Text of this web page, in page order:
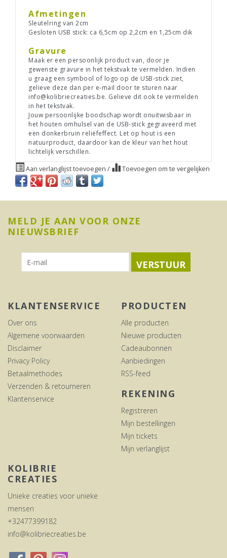
Afmetingen
Sleutelring van 2cm
Gesloten USB stick: ca 6,5cm op 2,2cm en 1,25cm dik
Gravure
Maak er een persoonlijk product van, door je
gewenste gravure in het tekstvak te vermelden. Indien
u graag een symbool of logo op de USB-stick ziet,
gelieve deze dan per e-mail door te sturen naar
info@kolibriecreaties.be. Gelieve dit ook te vermelden
in het tekstvak.
Jouw persoonlijke boodschap wordt onuitwisbaar in
het houten omhulsel van de USB-stick gegraveerd met
een donkerbruin reliëfeffect. Let op hout is een
natuurproduct, daardoor kan de kleur van het hout
lichtelijk verschillen.
Aan verlanglijst toevoegen / Toevoegen om te vergelijken
MELD JE AAN VOOR ONZE
NIEUWSBRIEF
VERSTUUR
KLANTENSERVICE
Over ons
Algemene voorwaarden
Disclaimer
Privacy Policy
Betaalmethodes
Verzenden & retourneren
Klantenservice
PRODUCTEN
Alle producten
Nieuwe producten
Cadeaubonnen
Aanbiedingen
RSS-feed
REKENING
Registreren
Mijn bestellingen
Mijn tickets
Mijn verlanglijst
KOLIBRIE
CREATIES
Unieke creaties voor unieke
mensen
+32477399182
info@kolibriecreaties.be